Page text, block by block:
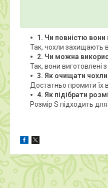
1. Чи повністю вони
Так, чохли захищають
2. Чи можна
Так, вони виготовлені
3. Як очищати
Достатньо промити їх
4. Як підібрати
Розмір S підходить